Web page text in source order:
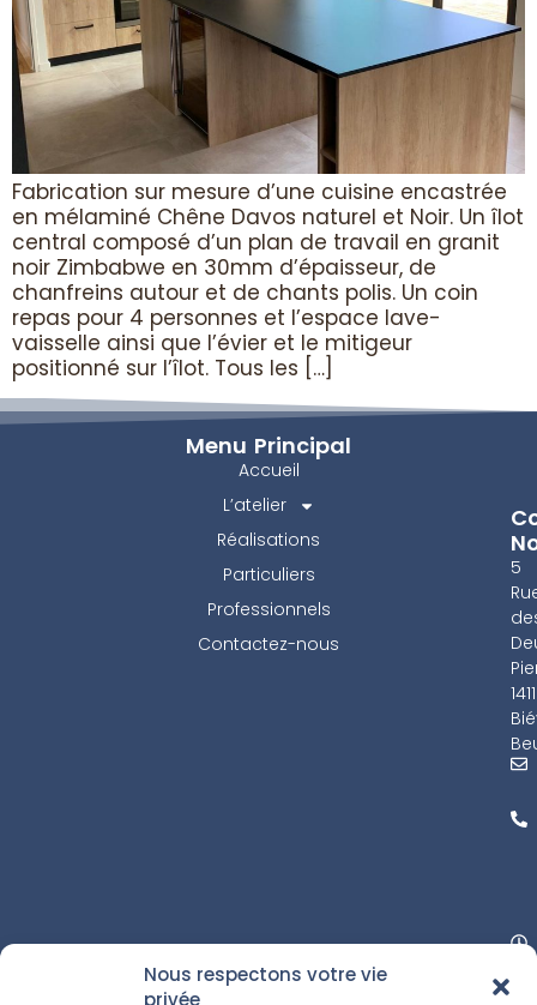
Nous respectons votre vie
privée
Fabrication sur mesure d’une cuisine encastrée
en mélaminé Chêne Davos naturel et Noir. Un îlot
central composé d’un plan de travail en granit
noir Zimbabwe en 30mm d’épaisseur, de
chanfreins autour et de chants polis. Un coin
repas pour 4 personnes et l’espace lave-
vaisselle ainsi que l’évier et le mitigeur
positionné sur l’îlot. Tous les […]
Menu Principal
Accueil
L’atelier
Réalisations
Particuliers
Professionnels
Contactez-nous
5